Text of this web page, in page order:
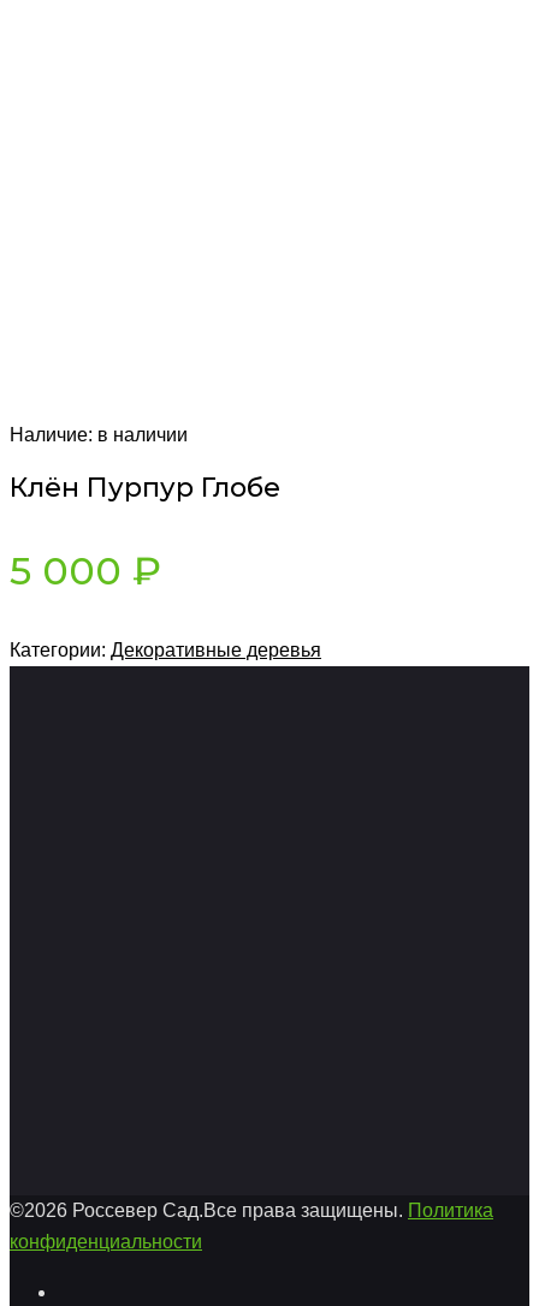
Наличие: в наличии
Клён Пурпур Глобе
5 000 ₽
Категории: Декоративные деревья
©2026 Россевер Сад.Все права защищены. Политика
конфиденциальности